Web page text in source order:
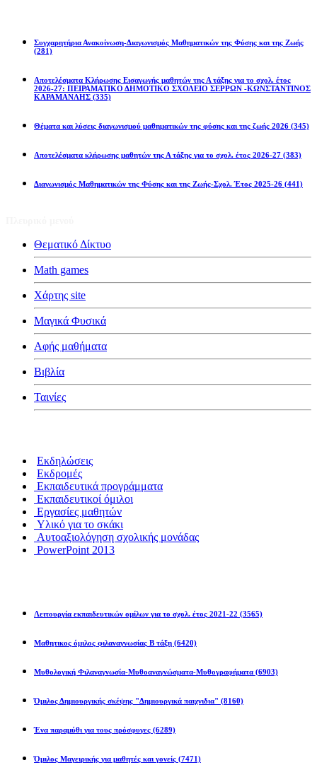
Συγχαρητήρια Ανακοίνωση-Διαγωνισμός Μαθηματικών της Φύσης και της Ζωής
(281)
Αποτελέσματα Κλήρωσης Εισαγωγής μαθητών της Α τάξης για το σχολ. έτος
2026-27: ΠΕΙΡΑΜΑΤΙΚΟ ΔΗΜΟΤΙΚΟ ΣΧΟΛΕΙΟ ΣΕΡΡΩΝ -ΚΩΝΣΤΑΝΤΙΝΟΣ
ΚΑΡΑΜΑΝΛΗΣ (335)
Θέματα και λύσεις διαγωνισμού μαθηματικών της φύσης και της ζωής 2026 (345)
Αποτελέσματα κλήρωσης μαθητών της Α τάξης για το σχολ. έτος 2026-27 (383)
Διαγωνισμός Μαθηματικών της Φύσης και της Ζωής-Σχολ. Έτος 2025-26 (441)
Θεματικό Δίκτυο
Math games
Χάρτης site
Μαγικά Φυσικά
Αφής μαθήματα
Βιβλία
Ταινίες
Εκδηλώσεις
Εκδρομές
Εκπαιδευτικά προγράμματα
Εκπαιδευτικοί όμιλοι
Εργασίες μαθητών
Υλικό για το σκάκι
Αυτοαξιολόγηση σχολικής μονάδας
PowerPoint 2013
Λειτουργία εκπαιδευτικών ομίλων για το σχολ. έτος 2021-22 (3565)
Μαθητικος όμιλος φιλαναγνωσίας Β τάξη (6420)
Μυθολογική Φιλαναγνωσία-Μυθοαναγνώσματα-Μυθογραφήματα (6903)
Όμιλος Δημιουργικής σκέψης "Δημιουργικά παιχνιδια" (8160)
Ένα παραμύθι για τους πρόσφυγες (6289)
Όμιλος Μαγειρικής για μαθητές και γονείς (7471)